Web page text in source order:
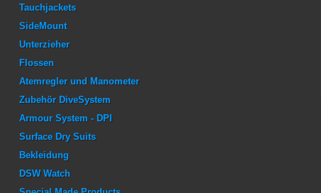
Tauchjackets
SideMount
Unterzieher
Flossen
Atemregler und Manometer
Zubehör DiveSystem
Armour System - DPI
Surface Dry Suits
Bekleidung
DSW Watch